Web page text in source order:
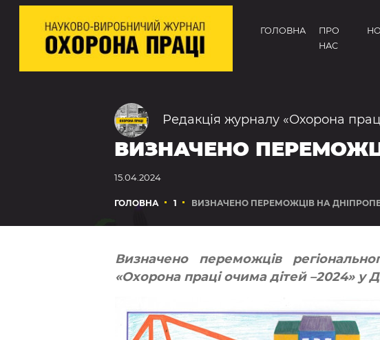
ГОЛОВНА
ПРО
НАС
Редакція журналу «Охорона
ВИЗНАЧЕНО
15.04.2024
ГОЛОВНА 1 ВИЗНАЧЕНО ПЕРЕМОЖЦІВ НА
Визначено переможців
«Охорона праці очима дітей –2024» у